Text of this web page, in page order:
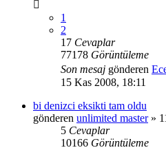
1
2
17 Cevaplar
77178 Görüntüleme
Son mesaj gönderen
15 Kas 2008, 18:11
bi denizci eksikti tam oldu
gönderen unlimited master»
5 Cevaplar
10166 Görüntüleme